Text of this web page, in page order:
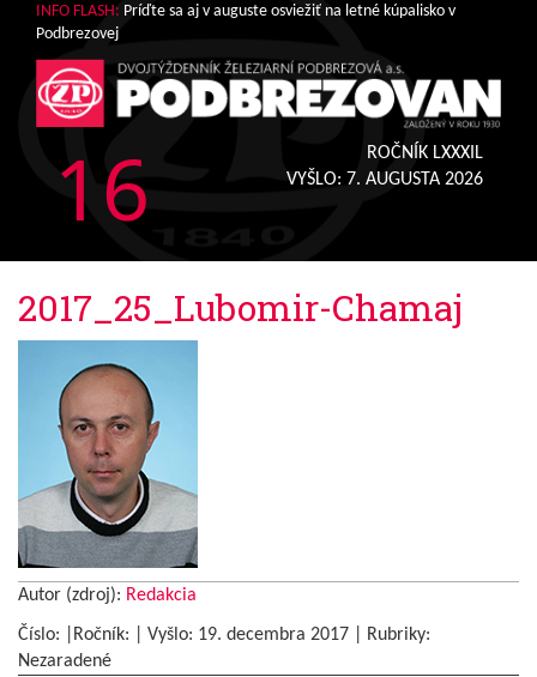
INFO FLASH: Príďte sa aj v auguste osviežiť na letné kúpalisko v
Podbrezovej
16
ROČNÍK LXXXIL
VYŠLO: 7. AUGUSTA 2026
2017_25_Lubomir-Chamaj
Autor (zdroj): Redakcia
Číslo: |Ročník: | Vyšlo: 19. decembra 2017
Rubriky:
Nezaradené